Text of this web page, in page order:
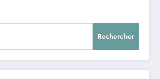
Rechercher